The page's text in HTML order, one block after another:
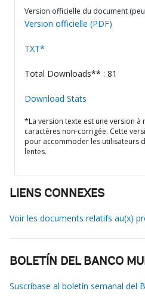
Version officielle du document
Version officielle (PDF)
TXT*
Total Downloads** : 81
Download Stats
*La version texte est une version
caractères non-corrigée. Cette
pour accommoder les utilisateurs
lentes.
LIENS CONNEXES
Voir les documents relatifs au(x)
BOLETÍN DEL BANCO
Suscríbase al boletín semanal del